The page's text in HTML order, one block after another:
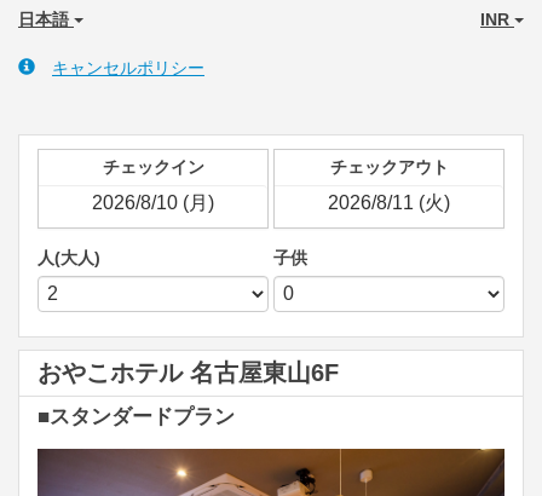
日本語 INR
キャンセルポリシー
チェックイン チェックアウト
人(大人) 子供
おやこホテル 名古屋東山6F
■スタンダードプラン